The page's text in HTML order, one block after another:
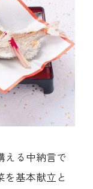
える中納言で
を基本献立と